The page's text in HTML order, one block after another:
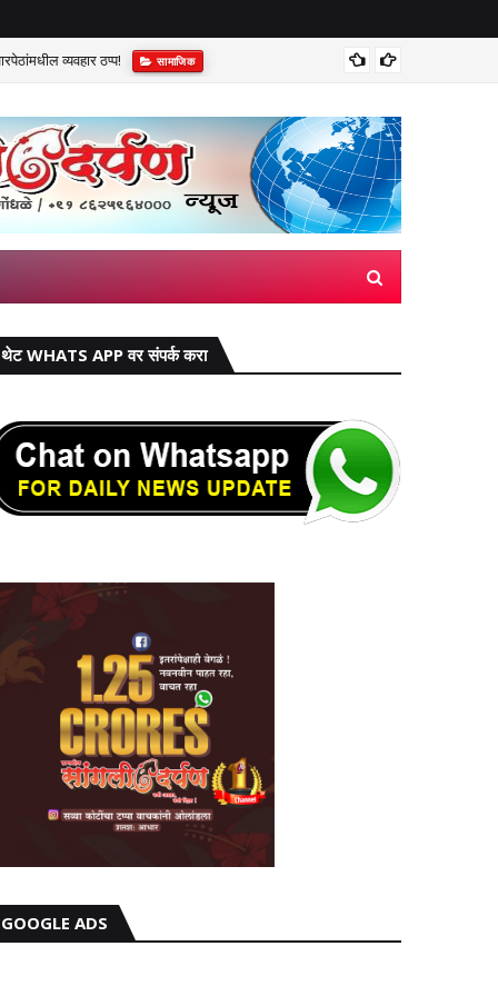
व्यवहार ठप्प!​ सामाजिक
थेट WHATS APP वर संपर्क करा
GOOGLE ADS